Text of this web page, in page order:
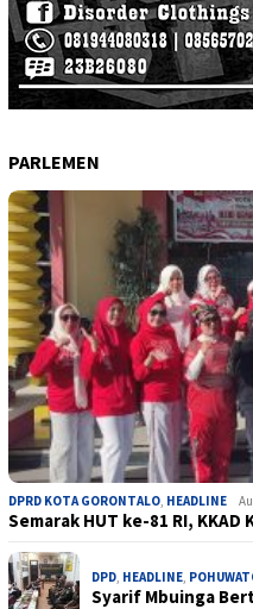
PARLEMEN
DPRD KOTA GORONTALO HEADLINE
Semarak HUT ke-81 RI,
DPD HEADLINE
Syarif Mbuinga